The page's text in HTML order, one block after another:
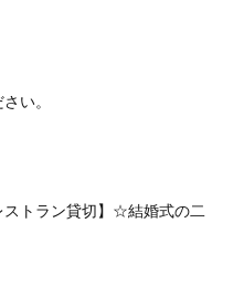
い。
ストラン貸切】☆結婚式の二